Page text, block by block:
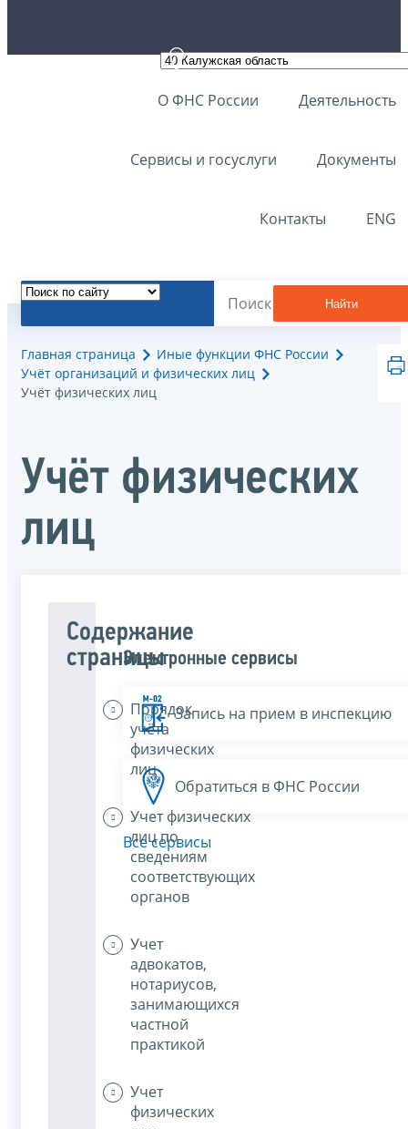
О ФНС России Деятельность
Сервисы и госуслуги Документы
Контакты ENG
Найти
Главная страница
Иные функции ФНС России
Учёт организаций и физических лиц
Учёт физических лиц
Учёт физических
лиц
Содержание
страницы
Порядок
учёта
физических
лиц
Учет физических
лиц по
сведениям
соответствующих
органов
Учет
адвокатов,
нотариусов,
занимающихся
частной
практикой
Учет
физических
Электронные сервисы
Запись на прием в инспекцию
Обратиться в ФНС России
Все сервисы